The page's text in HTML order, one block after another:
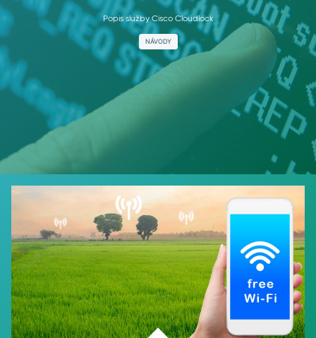
Popis služby Cisco Cloudlock
NÁVODY